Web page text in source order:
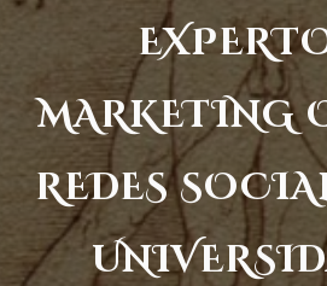
MARKETING
REDES